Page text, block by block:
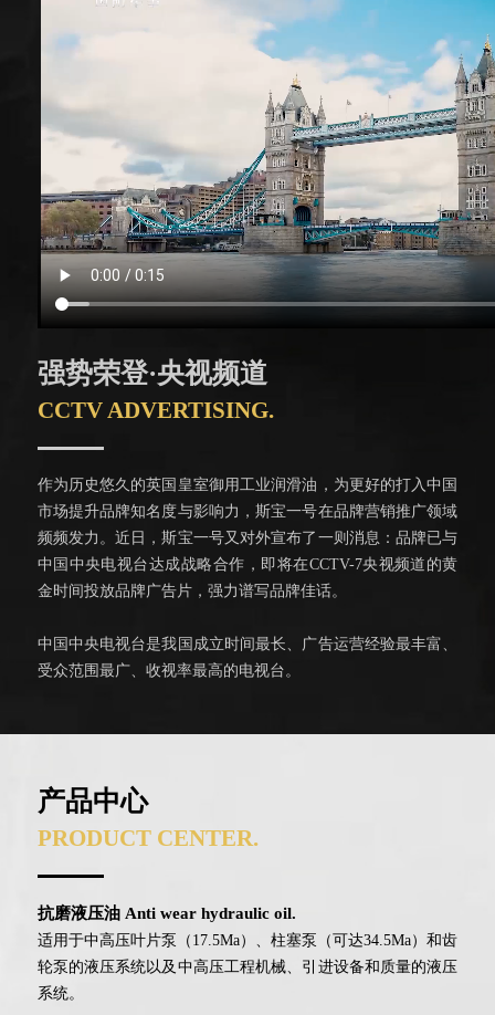
强势荣登·央视频道
CCTV ADVERTISING.
作为历史悠久的英国皇室御用工业润滑油，为更好的打入中国
市场提升品牌知名度与影响力，斯宝一号在品牌营销推广领域
频频发力。近日，斯宝一号又对外宣布了一则消息：品牌已与
中国中央电视台达成战略合作，即将在CCTV-7央视频道的黄
金时间投放品牌广告片，强力谱写品牌佳话。
中国中央电视台是我国成立时间最长、广告运营经验最丰富、
受众范围最广、收视率最高的电视台。
产品中心
PRODUCT CENTER.
抗磨液压油 Anti wear hydraulic oil.
适用于中高压叶片泵（17.5Ma）、柱塞泵（可达34.5Ma）和齿
轮泵的液压系统以及中高压工程机械、引进设备和质量的液压
系统。